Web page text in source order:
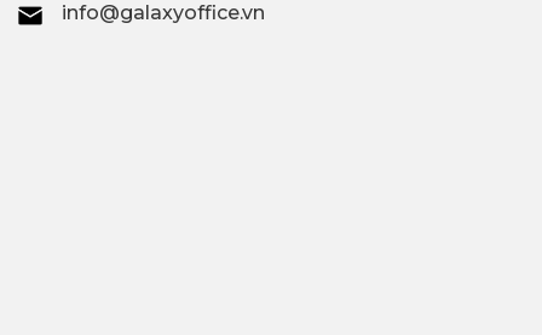
info@galaxyoffice.vn